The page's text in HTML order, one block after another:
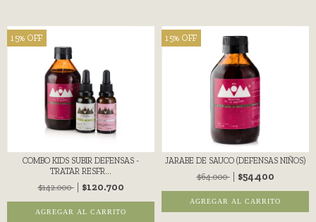
15% OFF
COMBO KIDS SUBIR DEFENSAS -
TRATAR RESFR...
$142.000
$120.700
15% OFF
JARABE DE SAUCO (DEFENSAS NIÑOS)
$64.000
$54.400